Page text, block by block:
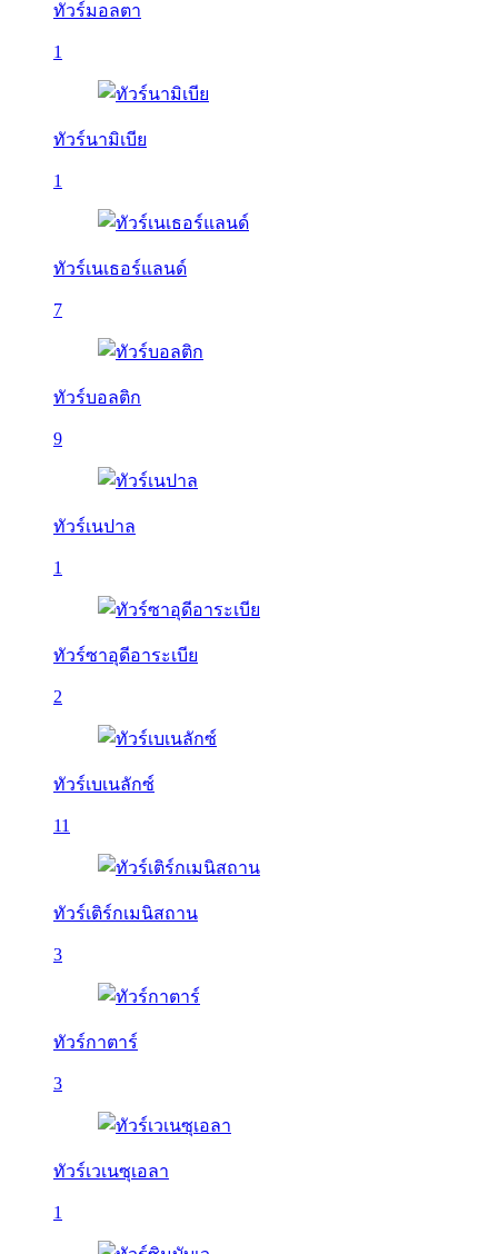
ทัวร์มอลตา
1
ทัวร์นามิเบีย
1
ทัวร์เนเธอร์แลนด์
7
ทัวร์บอลติก
9
ทัวร์เนปาล
1
ทัวร์ซาอุดีอาระเบีย
2
ทัวร์เบเนลักซ์
11
ทัวร์เติร์กเมนิสถาน
3
ทัวร์กาตาร์
3
ทัวร์เวเนซุเอลา
1